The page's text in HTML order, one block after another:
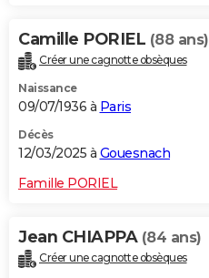
Camille PORIEL (88 ans)
Créer une cagnotte obsèques
Naissance
09/07/1936 à Paris
Décès
12/03/2025 à Gouesnach
Famille PORIEL
Jean CHIAPPA (84 ans)
Créer une cagnotte obsèques